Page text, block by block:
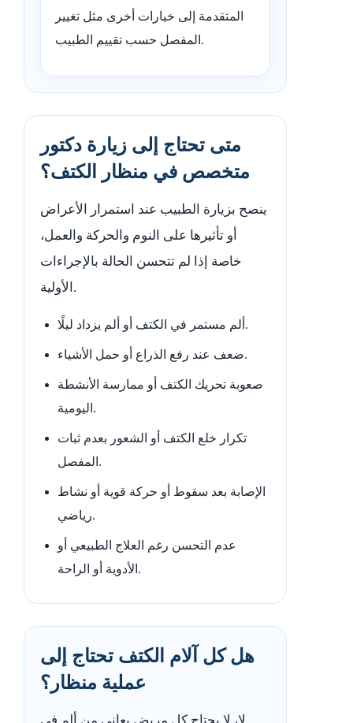
المتقدمة إلى خيارات أخرى مثل تغيير
المفصل حسب تقييم الطبيب.
متى تحتاج إلى زيارة دكتور
متخصص في منظار الكتف؟
ينصح بزيارة الطبيب عند استمرار الأعراض
أو تأثيرها على النوم والحركة والعمل،
خاصة إذا لم تتحسن الحالة بالإجراءات
الأولية.
ألم مستمر في الكتف أو ألم يزداد ليلًا.
ضعف عند رفع الذراع أو حمل الأشياء.
صعوبة تحريك الكتف أو ممارسة الأنشطة
اليومية.
تكرار خلع الكتف أو الشعور بعدم ثبات
المفصل.
الإصابة بعد سقوط أو حركة قوية أو نشاط
رياضي.
عدم التحسن رغم العلاج الطبيعي أو
الأدوية أو الراحة.
هل كل آلام الكتف تحتاج إلى
عملية منظار؟